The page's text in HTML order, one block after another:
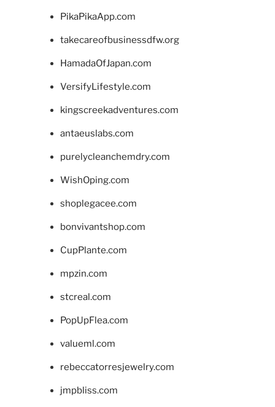
PikaPikaApp.com
takecareofbusinessdfw.org
HamadaOfJapan.com
VersifyLifestyle.com
kingscreekadventures.com
antaeuslabs.com
purelycleanchemdry.com
WishOping.com
shoplegacee.com
bonvivantshop.com
CupPlante.com
mpzin.com
stcreal.com
PopUpFlea.com
valueml.com
rebeccatorresjewelry.com
jmpbliss.com